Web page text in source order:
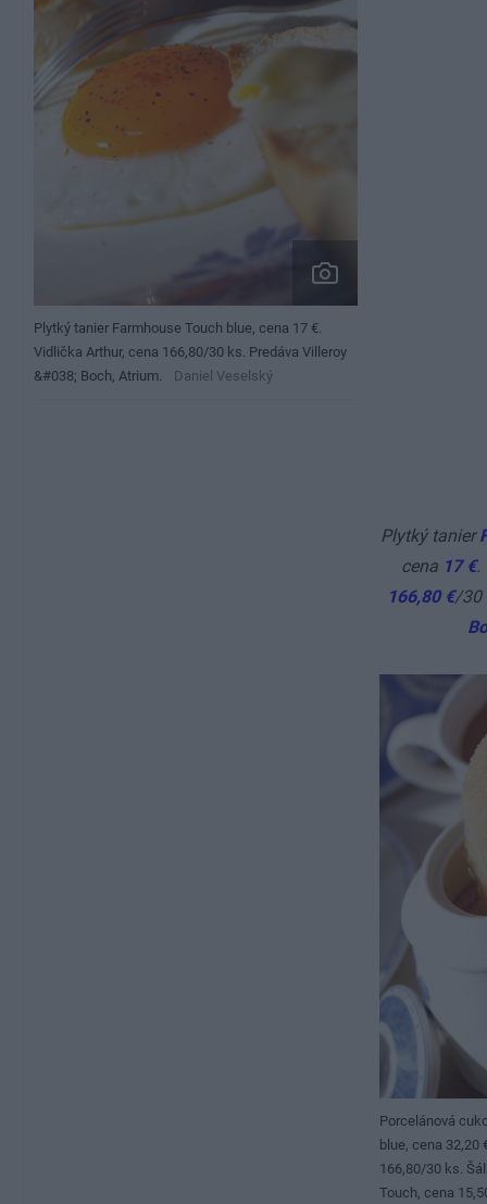
Plytký tanier Farmhouse Touch blue, cena 17 €.
Vidlička Arthur, cena 166,80/30 ks. Predáva Villeroy
&#038; Boch, Atrium.
Daniel Veselský
Plytký tanier
cena 17 €.
166,80€/30
Porcelánová
blue, cena 32,20
166,80/30 ks.
Touch, cena